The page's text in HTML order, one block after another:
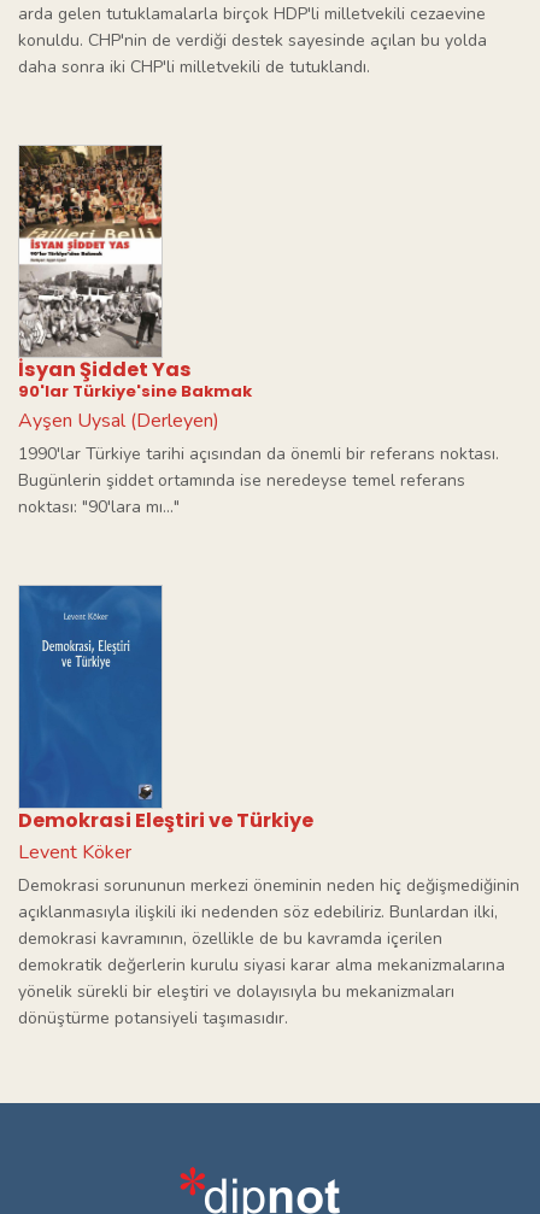
arda gelen tutuklamalarla birçok HDP'li milletvekili cezaevine
konuldu. CHP'nin de verdiği destek sayesinde açılan bu yolda
daha sonra iki CHP'li milletvekili de tutuklandı.
İsyan Şiddet Yas
90'lar Türkiye'sine Bakmak
Ayşen Uysal (Derleyen)
1990'lar Türkiye tarihi açısından da önemli bir referans noktası.
Bugünlerin şiddet ortamında ise neredeyse temel referans
noktası: "90'lara mı..."
Demokrasi Eleştiri ve Türkiye
Levent Köker
Demokrasi sorununun merkezi öneminin neden hiç değişmediğinin
açıklanmasıyla ilişkili iki nedenden söz edebiliriz. Bunlardan ilki,
demokrasi kavramının, özellikle de bu kavramda içerilen
demokratik değerlerin kurulu siyasi karar alma mekanizmalarına
yönelik sürekli bir eleştiri ve dolayısıyla bu mekanizmaları
dönüştürme potansiyeli taşımasıdır.